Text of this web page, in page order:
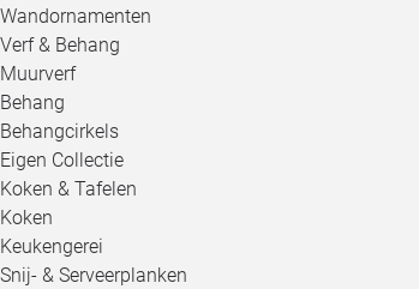
Wandornamenten
Verf & Behang
Muurverf
Behang
Behangcirkels
Eigen Collectie
Koken & Tafelen
Koken
Keukengerei
Snij- & Serveerplanken